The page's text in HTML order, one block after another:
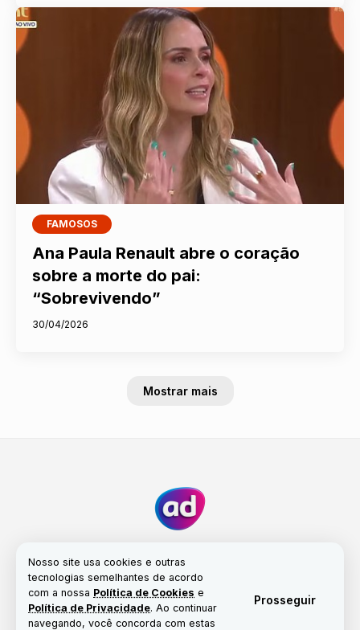
Nosso site usa cookies e outras
tecnologias semelhantes de acordo
com a nossa Política de Cookies e
Política de Privacidade. Ao continuar
navegando, você concorda com estas
Prosseguir
FAMOSOS
Ana Paula Renault abre o coração
sobre a morte do pai:
“Sobrevivendo”
30/04/2026
Mostrar mais
Fale conosco Nossa história
Propriedade
Política de Cookies